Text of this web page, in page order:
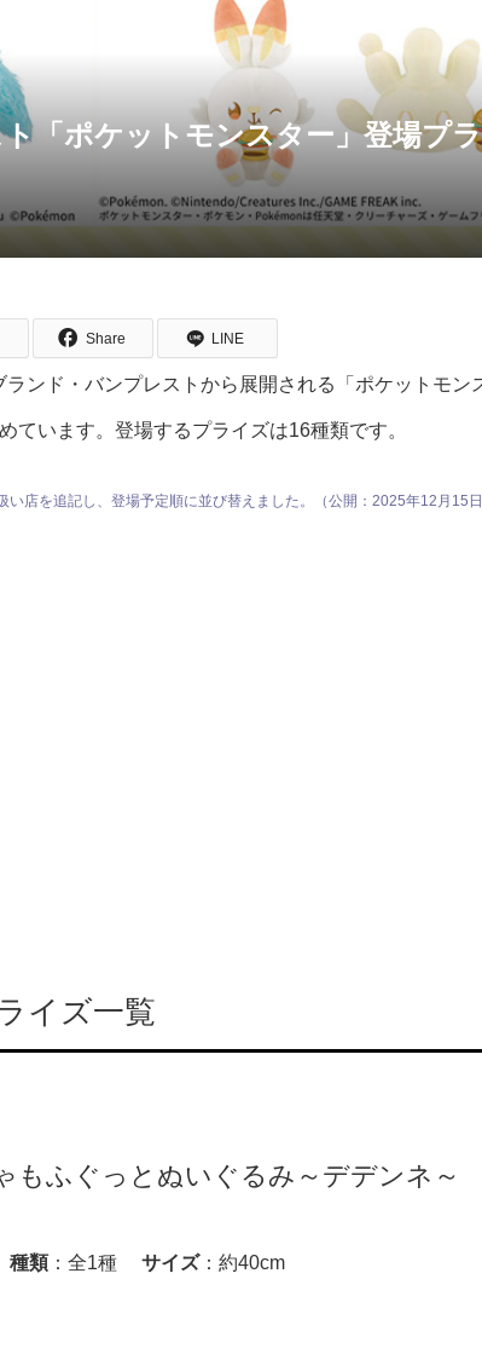
「ポケットモンスター」登場プ
Share LINE
ンド・バンプレストから展開される「ポケットモン
ています。登場するプライズは16種類です。
店を追記し、登場予定順に並び替えました。（公開：2025年12月15日
イズ一覧
もふぐっとぬいぐるみ～デデンネ～
種類 ：全1種 サイズ：約40cm